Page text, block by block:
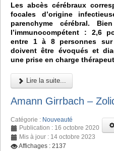
Les abcès cérébraux
focales d’origine
parenchyme cérébral.
l’immunocompétent : 2,6
entre 1 à 8 personnes
doivent être évoqués et
une prise en charge
Lire la suite...
Amann Girrbach –
Catégorie : Nouveauté
Publication : 16 octobre 2020
Mis à jour : 14 octobre 2023
Affichages : 2137